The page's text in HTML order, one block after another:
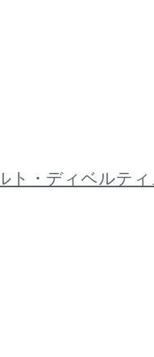
ト・ディベルテ